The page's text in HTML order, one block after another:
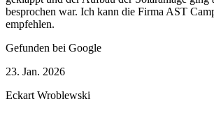
besprochen war. Ich kann die Firma AST
empfehlen.
Gefunden bei Google
23. Jan. 2026
Eckart Wroblewski